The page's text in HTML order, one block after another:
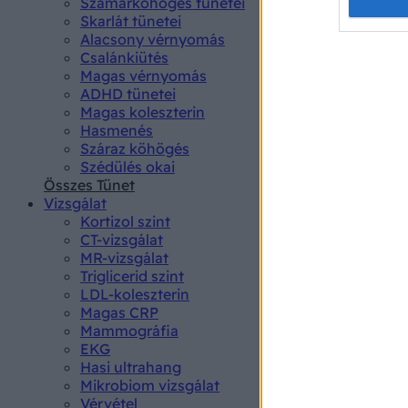
Skarlát tünetei
Alacsony vérnyomás
Csalánkiütés
Magas vérnyomás
ADHD tünetei
Magas koleszterin
Hasmenés
Száraz köhögés
Szédülés okai
Összes Tünet
Vizsgálat
Kortizol szint
CT-vizsgálat
MR-vizsgálat
Triglicerid szint
LDL-koleszterin
Magas CRP
Mammográfia
EKG
Hasi ultrahang
Mikrobiom vizsgálat
Vérvétel